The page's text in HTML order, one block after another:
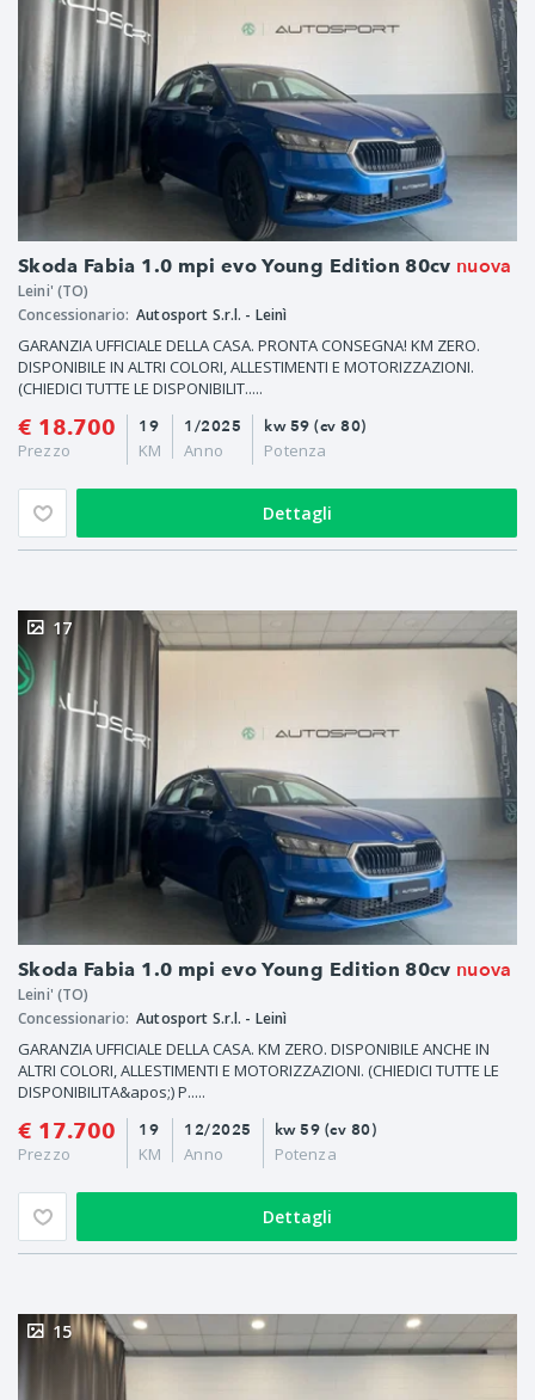
Skoda Fabia 1.0 mpi evo Young Edition 80cv nuova
Leini' (TO)
Concessionario: Autosport S.r.l. - Leinì
GARANZIA UFFICIALE DELLA CASA. PRONTA CONSEGNA! KM ZERO.
DISPONIBILE IN ALTRI COLORI, ALLESTIMENTI E MOTORIZZAZIONI.
(CHIEDICI TUTTE LE DISPONIBILIT.....
€ 18.700
Prezzo
1/2025
Anno
19
KM
kw 59 (cv 80)
Potenza
Dettagli
Skoda Fabia 1.0 mpi evo Young Edition 80cv nuova
17
Leini' (TO)
Concessionario: Autosport S.r.l. - Leinì
GARANZIA UFFICIALE DELLA CASA. KM ZERO. DISPONIBILE ANCHE IN
ALTRI COLORI, ALLESTIMENTI E MOTORIZZAZIONI. (CHIEDICI TUTTE LE
DISPONIBILITA&apos;) P.....
€ 17.700
Prezzo
12/2025
Anno
19
KM
kw 59 (cv 80)
Potenza
Dettagli
15